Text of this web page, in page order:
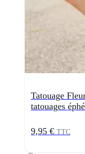
Tatouage
tatouages
9,95 € TTC